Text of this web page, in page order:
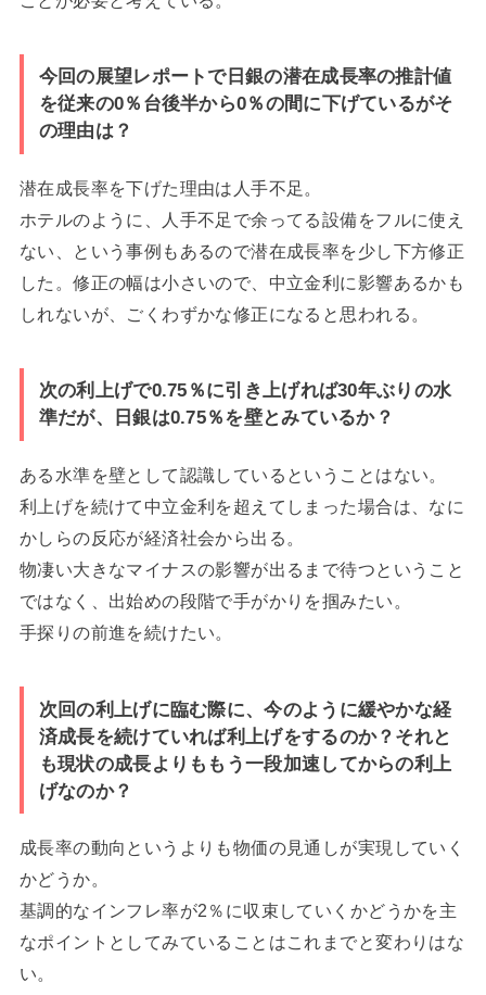
今回の展望レポートで日銀の潜在成長率の推計値
を従来の0％台後半から0％の間に下げているがそ
の理由は？
潜在成長率を下げた理由は人手不足。
ホテルのように、人手不足で余ってる設備をフルに使え
ない、という事例もあるので潜在成長率を少し下方修正
した。修正の幅は小さいので、中立金利に影響あるかも
しれないが、ごくわずかな修正になると思われる。
次の利上げで0.75％に引き上げれば30年ぶりの水
準だが、日銀は0.75％を壁とみているか？
ある水準を壁として認識しているということはない。
利上げを続けて中立金利を超えてしまった場合は、なに
かしらの反応が経済社会から出る。
物凄い大きなマイナスの影響が出るまで待つということ
ではなく、出始めの段階で手がかりを掴みたい。
手探りの前進を続けたい。
次回の利上げに臨む際に、今のように緩やかな経
済成長を続けていれば利上げをするのか？それと
も現状の成長よりももう一段加速してからの利上
げなのか？
成長率の動向というよりも物価の見通しが実現していく
かどうか。
基調的なインフレ率が2％に収束していくかどうかを主
なポイントとしてみていることはこれまでと変わりはな
い。